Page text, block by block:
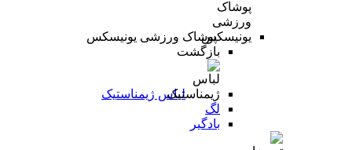
پوشاک ورزشی یونیسکس
بازگشت
لباس ژیمناستیک
لگ
بادگیر